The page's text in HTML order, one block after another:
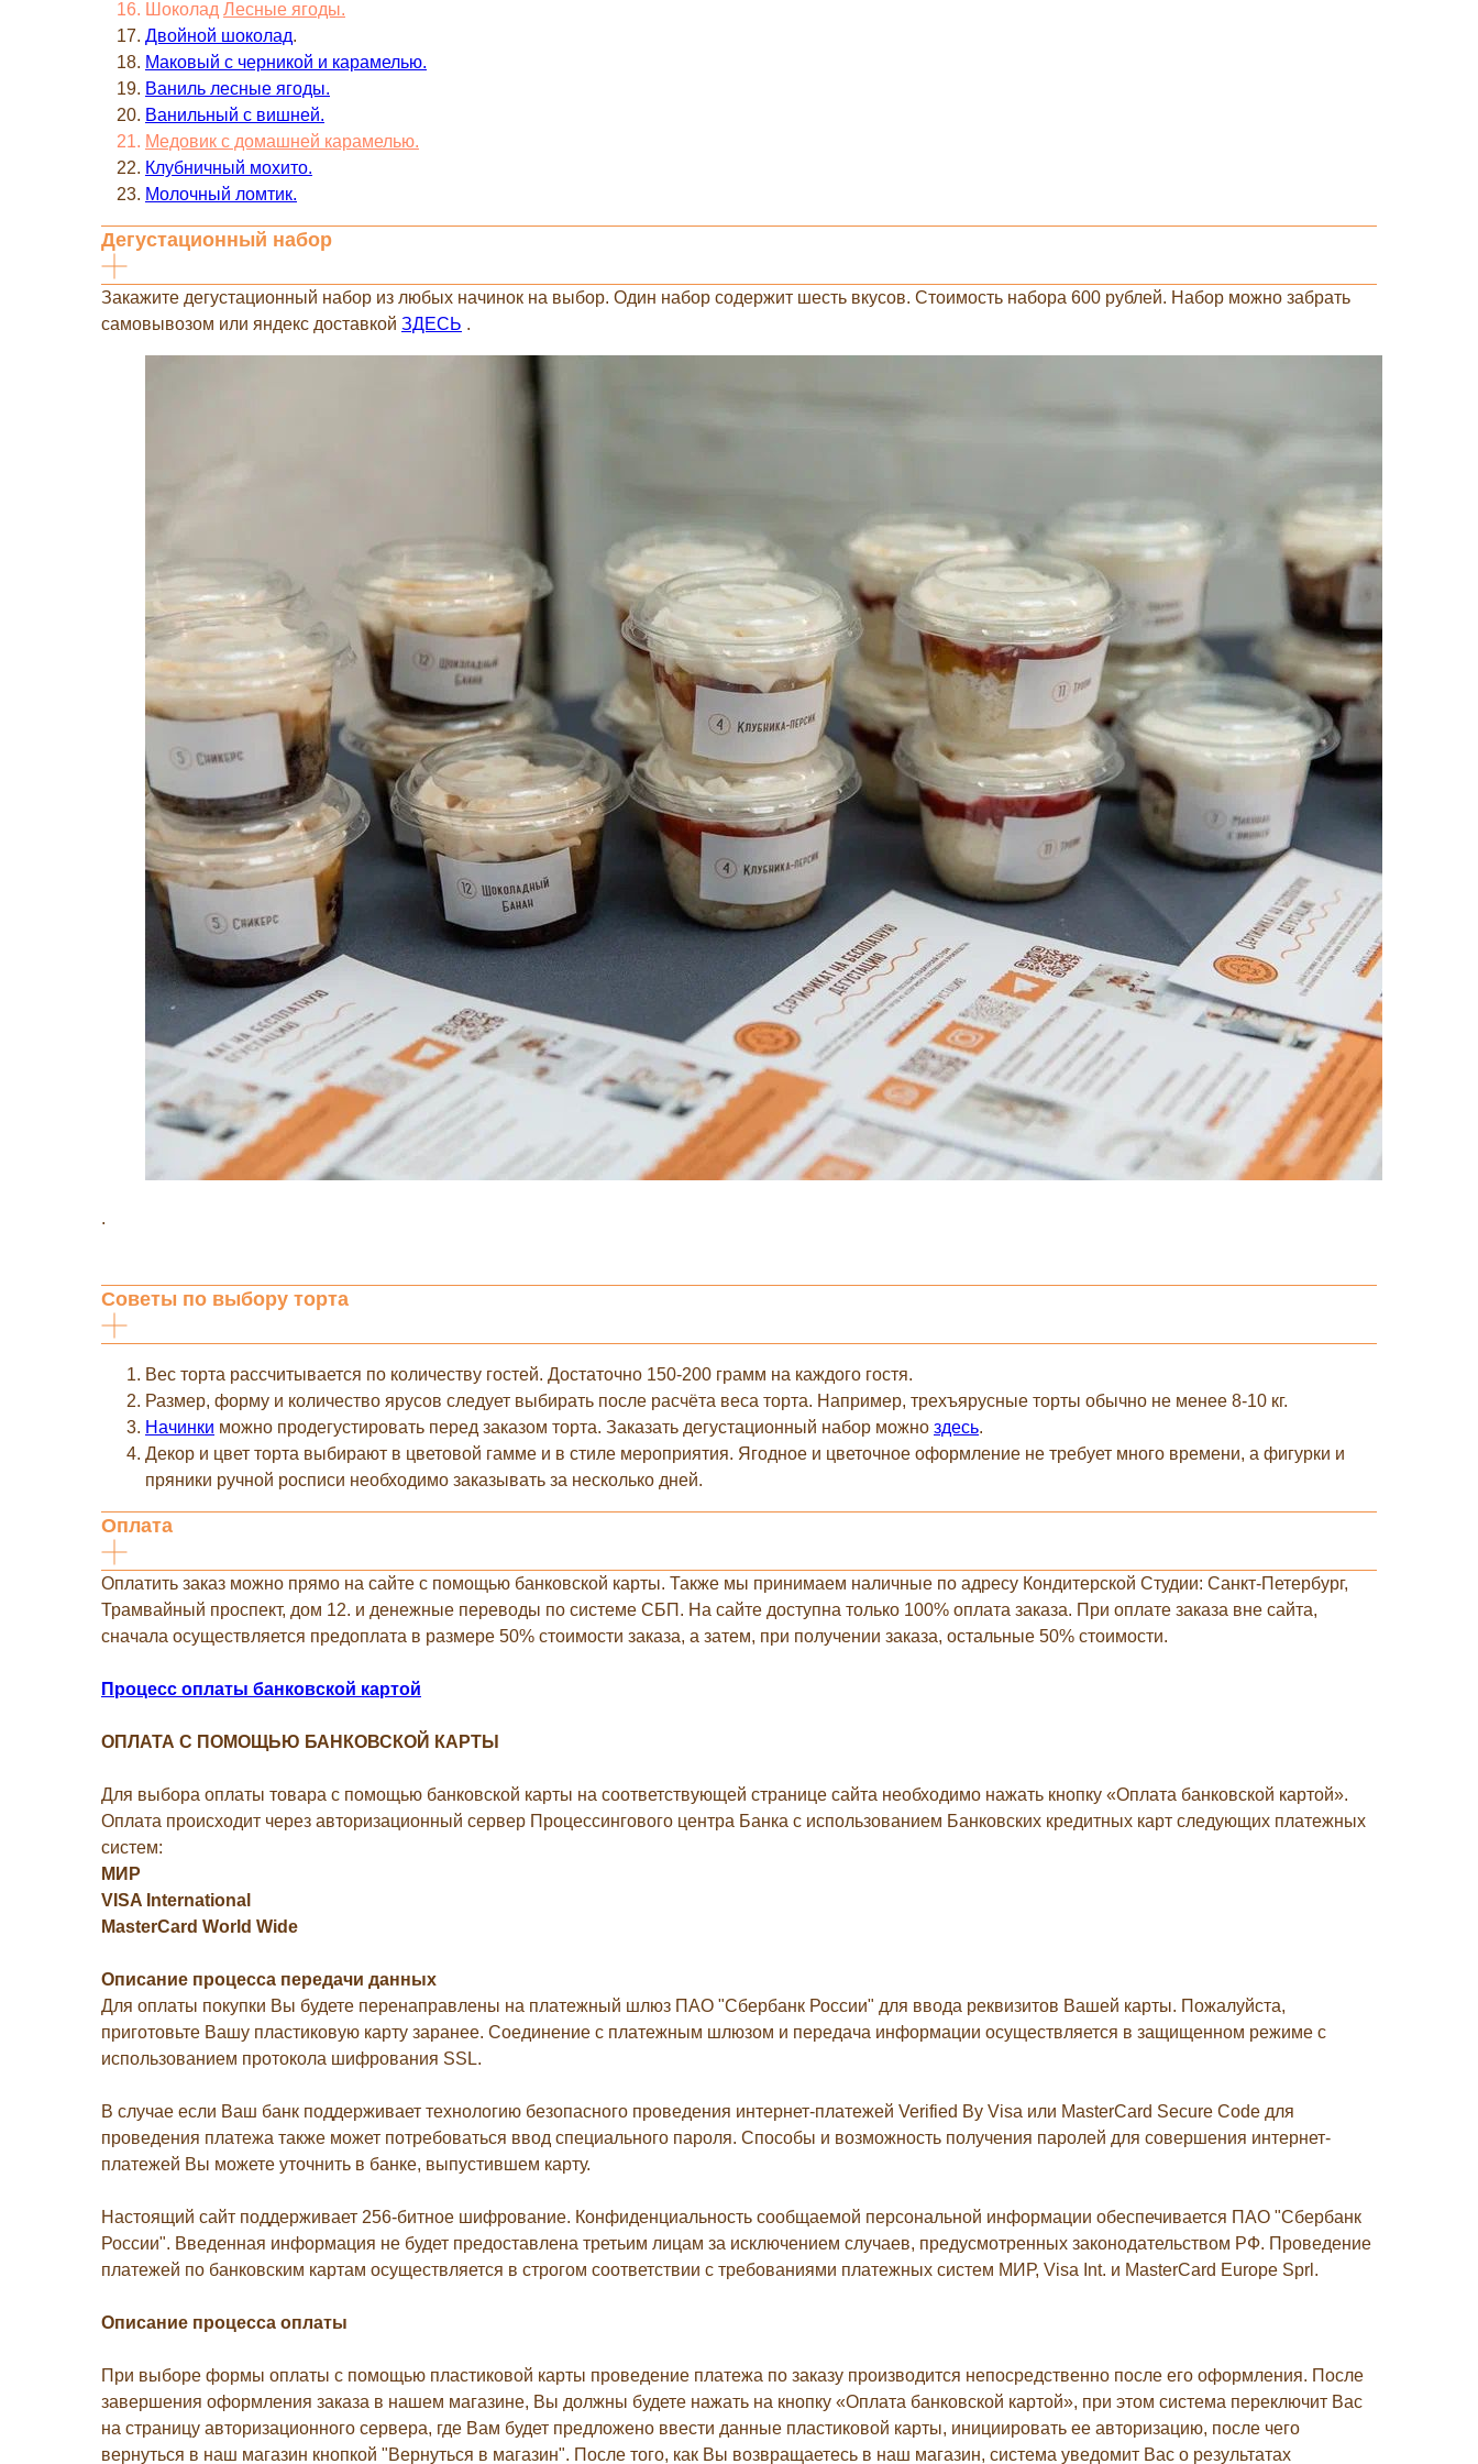
Шоколад Лесные ягоды.
Двойной шоколад.
Маковый с черникой и карамелью.
Ваниль лесные ягоды.
Ванильный с вишней.
Медовик с домашней карамелью.
Клубничный мохито.
Молочный ломтик.
Дегустационный набор
Закажите дегустационный набор из любых начинок на выбор. Один набор содержит шесть вкусов. Стоимость набора 600 рублей. Набор можно забрать
самовывозом или яндекс доставкой ЗДЕСЬ .
.
Советы по выбору торта
Вес торта рассчитывается по количеству гостей. Достаточно 150-200 грамм на каждого гостя.
Размер, форму и количество ярусов следует выбирать после расчёта веса торта. Например, трехъярусные торты обычно не менее 8-10 кг.
Начинки можно продегустировать перед заказом торта. Заказать дегустационный набор можно здесь.
Декор и цвет торта выбирают в цветовой гамме и в стиле мероприятия. Ягодное и цветочное оформление не требует много времени, а фигурки и
пряники ручной росписи необходимо заказывать за несколько дней.
Оплата
Оплатить заказ можно прямо на сайте с помощью банковской карты. Также мы принимаем наличные по адресу Кондитерской Студии: Санкт-Петербург,
Трамвайный проспект, дом 12. и денежные переводы по системе СБП. На сайте доступна только 100% оплата заказа. При оплате заказа вне сайта,
сначала осуществляется предоплата в размере 50% стоимости заказа, а затем, при получении заказа, остальные 50% стоимости.
Процесс оплаты банковской картой
ОПЛАТА С ПОМОЩЬЮ БАНКОВСКОЙ КАРТЫ
Для выбора оплаты товара с помощью банковской карты на соответствующей странице сайта необходимо нажать кнопку «Оплата банковской картой».
Оплата происходит через авторизационный сервер Процессингового центра Банка с использованием Банковских кредитных карт следующих платежных
систем:
МИР
VISA International
MasterCard World Wide
Описание процесса передачи данных
Для оплаты покупки Вы будете перенаправлены на платежный шлюз ПАО "Сбербанк России" для ввода реквизитов Вашей карты. Пожалуйста,
приготовьте Вашу пластиковую карту заранее. Соединение с платежным шлюзом и передача информации осуществляется в защищенном режиме с
использованием протокола шифрования SSL.
В случае если Ваш банк поддерживает технологию безопасного проведения интернет-платежей Verified By Visa или MasterCard Secure Code для
проведения платежа также может потребоваться ввод специального пароля. Способы и возможность получения паролей для совершения интернет-
платежей Вы можете уточнить в банке, выпустившем карту.
Настоящий сайт поддерживает 256-битное шифрование. Конфиденциальность сообщаемой персональной информации обеспечивается ПАО "Сбербанк
России". Введенная информация не будет предоставлена третьим лицам за исключением случаев, предусмотренных законодательством РФ. Проведение
платежей по банковским картам осуществляется в строгом соответствии с требованиями платежных систем МИР, Visa Int. и MasterCard Europe Sprl.
Описание процессa оплаты
При выборе формы оплаты с помощью пластиковой карты проведение платежа по заказу производится непосредственно после его оформления. После
завершения оформления заказа в нашем магазине, Вы должны будете нажать на кнопку «Оплата банковской картой», при этом система переключит Вас
на страницу авторизационного сервера, где Вам будет предложено ввести данные пластиковой карты, инициировать ее авторизацию, после чего
вернуться в наш магазин кнопкой "Вернуться в магазин". После того, как Вы возвращаетесь в наш магазин, система уведомит Вас о результатах